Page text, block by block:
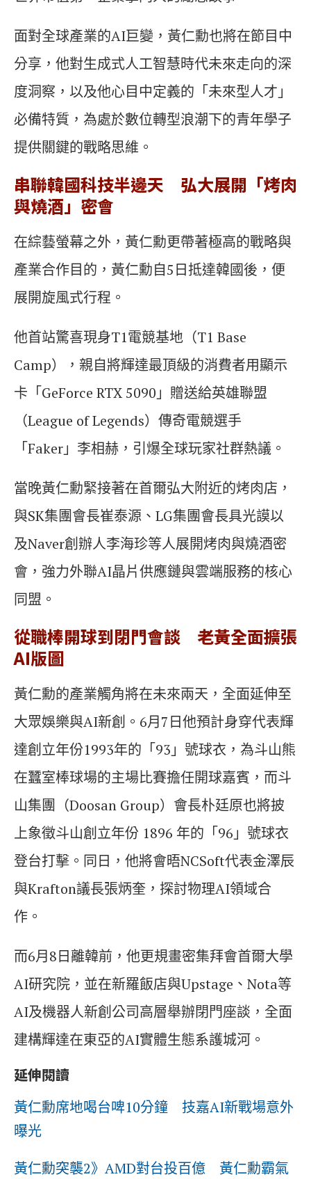
面對全球產業的AI巨變，黃仁勳也將在節目中
分享，他對生成式人工智慧時代未來走向的深
度洞察，以及他心目中定義的「未來型人才」
必備特質，為處於數位轉型浪潮下的青年學子
提供關鍵的戰略思維。
串聯韓國科技半邊天 弘大展開「烤肉
與燒酒」密會
在綜藝螢幕之外，黃仁勳更帶著極高的戰略與
產業合作目的，黃仁勳自5日抵達韓國後，便
展開旋風式行程。
他首站驚喜現身T1電競基地（T1 Base
Camp），親自將輝達最頂級的消費者用顯示
卡「GeForce RTX 5090」贈送給英雄聯盟
（League of Legends）傳奇電競選手
「Faker」李相赫，引爆全球玩家社群熱議。
當晚黃仁勳緊接著在首爾弘大附近的烤肉店，
與SK集團會長崔泰源、LG集團會長具光謨以
及Naver創辦人李海珍等人展開烤肉與燒酒密
會，強力外聯AI晶片供應鏈與雲端服務的核心
同盟。
從職棒開球到閉門會談 老黃全面擴張
AI版圖
黃仁勳的產業觸角將在未來兩天，全面延伸至
大眾娛樂與AI新創。6月7日他預計身穿代表輝
達創立年份1993年的「93」號球衣，為斗山熊
在蠶室棒球場的主場比賽擔任開球嘉賓，而斗
山集團（Doosan Group）會長朴廷原也將披
上象徵斗山創立年份 1896 年的「96」號球衣
登台打擊。同日，他將會晤NCSoft代表金澤辰
與Krafton議長張炳奎，探討物理AI領域合
作。
而6月8日離韓前，他更規畫密集拜會首爾大學
AI研究院，並在新羅飯店與Upstage、Nota等
AI及機器人新創公司高層舉辦閉門座談，全面
建構輝達在東亞的AI實體生態系護城河。
延伸閱讀
黃仁勳席地喝台啤10分鐘 技嘉AI新戰場意外
曝光
黃仁勳突襲2》AMD對台投百億 黃仁勳霸氣